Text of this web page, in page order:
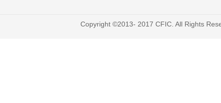
Copyright ©2013- 2017 CFIC. All Rights